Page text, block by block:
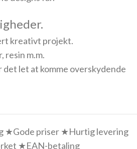
kreativt projekt.
resin m.m.
det let at komme overskydende
★Gode priser ★Hurtig levering
★EAN-betaling